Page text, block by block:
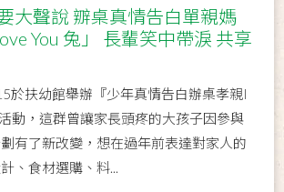
大聲說 辧桌真情告白單親媽
You 兔」 長輩笑中帶淚 共享
於扶幼館舉辦『少年真情告白辦桌孝親I
動，這群曾讓家長頭疼的大孩子因參與
有了新改變，想在過年前表達對家人的
、食材選購、料...